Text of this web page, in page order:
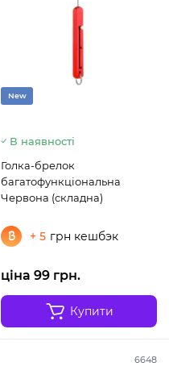
New
В наявності
Голка-брелок
багатофункціональна
Червона (складна)
+ 5 грн кешбэк
ціна 99 грн.
Купити
6648